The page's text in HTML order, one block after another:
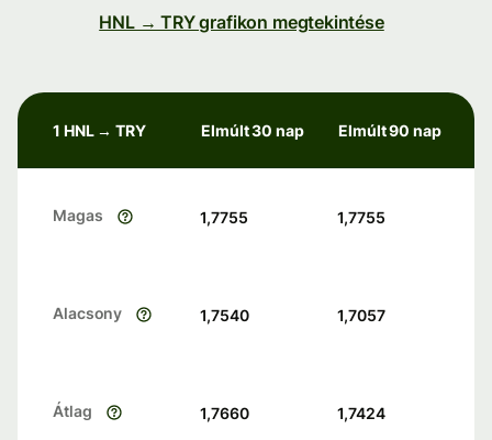
HNL → TRY grafikon megtekintése
1 HNL → TRY Elmúlt 30 nap Elmúlt 90 nap
Magas 1,7755 1,7755
Alacsony 1,7540 1,7057
Átlag 1,7660 1,7424